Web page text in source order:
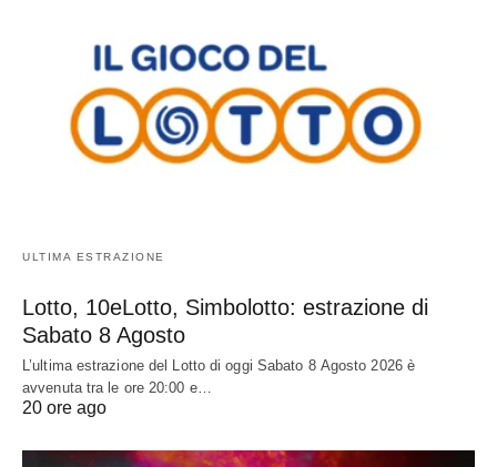
ULTIMA ESTRAZIONE
Lotto, 10eLotto, Simbolotto: estrazione di
Sabato 8 Agosto
L’ultima estrazione del Lotto di oggi Sabato 8 Agosto 2026 è
avvenuta tra le ore 20:00 e…
20 ore ago